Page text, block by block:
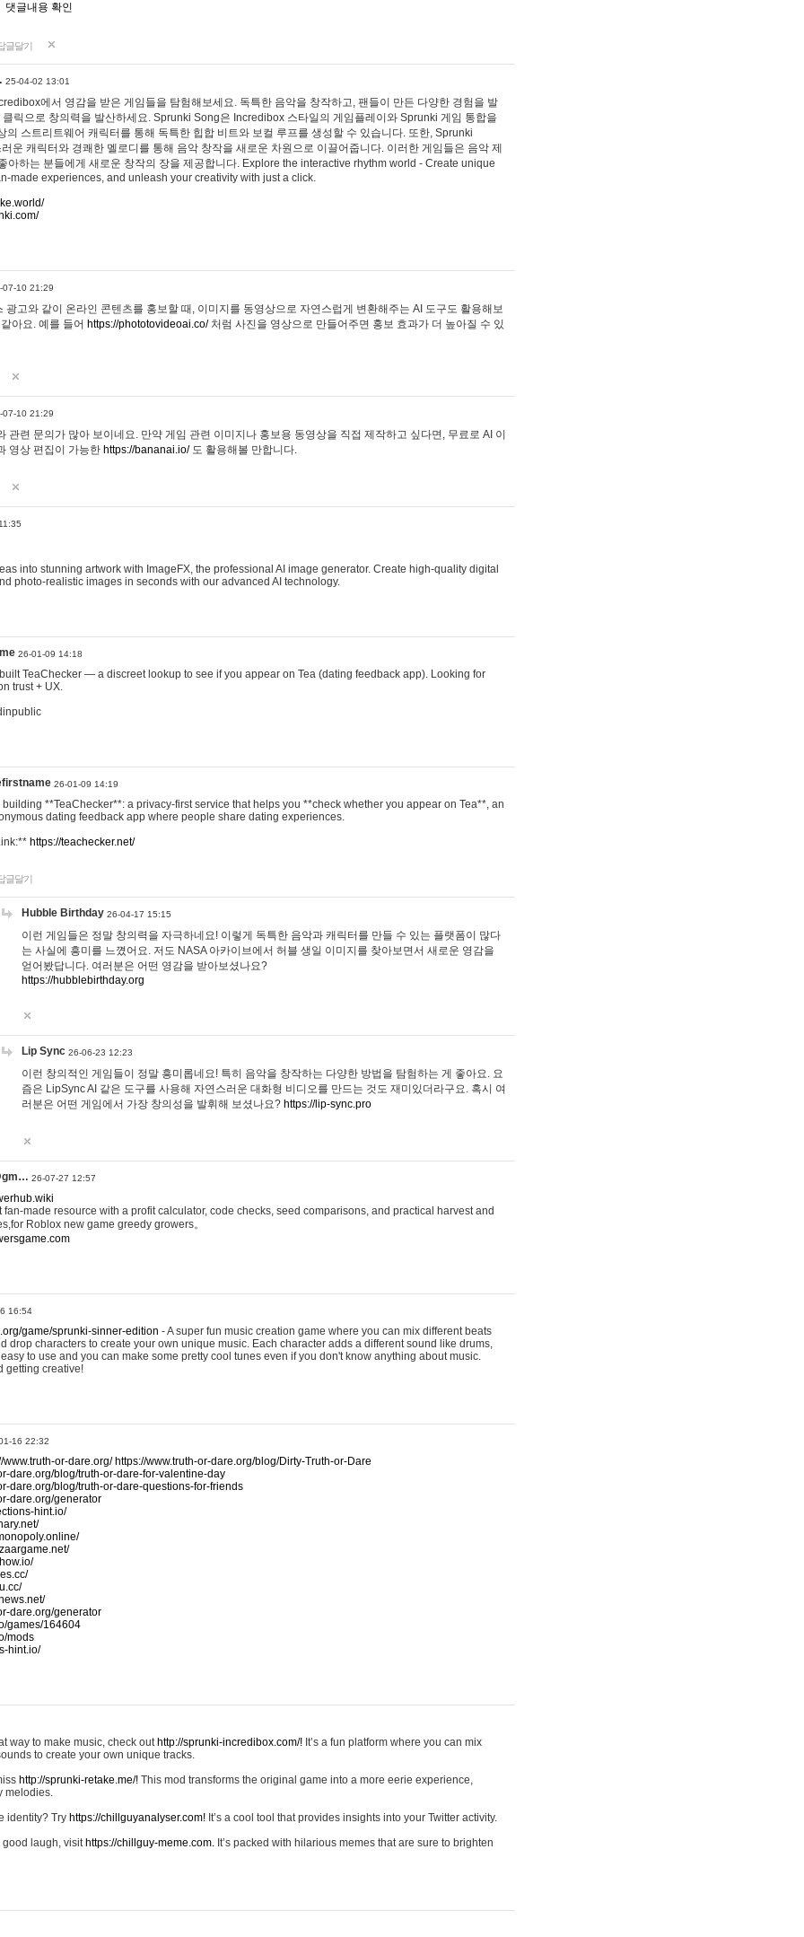
댓글내용 확인
글달기
25-04-02 13:01
에서 영감을 받은 게임들을 탐험해보세요. 독특한 음악을 창작하고, 팬들이 만든 다양한 경험을 발
클릭으로 창의력을 발산하세요. Sprunki Song은 Incredibox 스타일의 게임플레이와 Sprunki 게임 통합을
의 스트리트웨어 캐릭터를 통해 독특한 힙합 비트와 보컬 루프를 생성할 수 있습니다. 또한, Sprunki
운 캐릭터와 경쾌한 멜로디를 통해 음악 창작을 새로운 차원으로 이끌어줍니다. 이러한 게임들은 음악 제
아하는 분들에게 새로운 창작의 장을 제공합니다. Explore the interactive rhythm world - Create unique
made experiences, and unleash your creativity with just a click.
07-10 21:29
광고와 같이 온라인 콘텐츠를 홍보할 때, 이미지를 동영상으로 자연스럽게 변환해주는 AI 도구도 활용해보
아요. 예를 들어 https://phototovideoai.co/처럼 사진을 영상으로 만들어주면 홍보 효과가 더 높아질 수 있
07-10 21:29
관련 문의가 많아 보이네요. 만약 게임 관련 이미지나 홍보용 동영상을 직접 제작하고 싶다면, 무료로 AI 이
영상 편집이 가능한 https://bananai.io/도 활용해볼 만합니다.
into stunning artwork with ImageFX, the professional AI image generator. Create high-quality digital
photo-realistic images in seconds with our advanced AI technology.
26-01-09 14:18
TeaChecker — a discreet lookup to see if you appear on Tea (dating feedback app). Looking for
trust + UX.
26-01-09 14:19
building **TeaChecker**: a privacy-first service that helps you **check whether you appear on Tea**, an
dating feedback app where people share dating experiences.
https://teachecker.net/
글달기
Hubble Birthday 26-04-17 15:15
이런 게임들은 정말 창의력을 자극하네요! 이렇게 독특한 음악과 캐릭터를 만들 수 있는 플랫폼이 많다
는 사실에 흥미를 느꼈어요. 저도 NASA 아카이브에서 허블 생일 이미지를 찾아보면서 새로운 영감을
얻어봤답니다. 여러분은 어떤 영감을 받아보셨나요?
https://hubblebirthday.org
Lip Sync 26-06-23 12:23
이런 창의적인 게임들이 정말 흥미롭네요! 특히 음악을 창작하는 다양한 방법을 탐험하는 게 좋아요. 요
즘은 LipSync AI 같은 도구를 사용해 자연스러운 대화형 비디오를 만드는 것도 재미있더라구요. 혹시 여
러분은 어떤 게임에서 가장 창의성을 발휘해 보셨나요? https://lip-sync.pro
26-07-27 12:57
made resource with a profit calculator, code checks, seed comparisons, and practical harvest and
Roblox new game greedy growers。
16:54
game/sprunki-sinner-edition - A super fun music creation game where you can mix different beats
drop characters to create your own unique music. Each character adds a different sound like drums,
to use and you can make some pretty cool tunes even if you don't know anything about music.
getting creative!
16 22:32
www.truth-or-dare.org/ https://www.truth-or-dare.org/blog/Dirty-Truth-or-Dare
dare.org/blog/truth-or-dare-for-valentine-day
dare.org/blog/truth-or-dare-questions-for-friends
dare.org/generator
hint.io/
dare.org/generator
games/164604
mods
hint.io/
way to make music, check out http://sprunki-incredibox.com/! It’s a fun platform where you can mix
to create your own unique tracks.
http://sprunki-retake.me/! This mod transforms the original game into a more eerie experience,
melodies.
identity? Try https://chillguyanalyser.com! It’s a cool tool that provides insights into your Twitter activity.
good laugh, visit https://chillguy-meme.com. It’s packed with hilarious memes that are sure to brighten